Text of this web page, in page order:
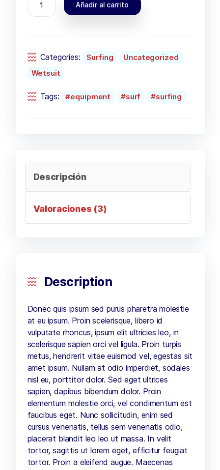
Añadir al carrito
Categories: Surfing
Uncategorized
Wetsuit
Tags: equipment surf surfing
Descripción
Valoraciones (3)
Description
Donec quis ipsum sed purus pharetra molestie
at eu ipsum. Proin scelerisque, libero id
vulputate rhoncus, ipsum elit ultricies leo, in
scelerisque sapien orci vel ligula. Proin turpis
metus, hendrerit vitae euismod vel, egestas sit
amet ipsum. Nullam at odio imperdiet, sodales
nisl eu, porttitor dolor. Sed eget ultrices
sapien, dapibus bibendum dolor. Proin
elementum molestie orci, vel condimentum est
faucibus eget. Nunc sollicitudin, enim sed
cursus venenatis, tellus sem venenatis odio,
placerat blandit leo leo ut massa. In velit
tortor, sagittis ut lorem eget, efficitur feugiat
tortor. Proin a eleifend augue. Maecenas